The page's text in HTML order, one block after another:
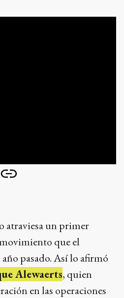
atraviesa un primer
que el
pasado. Así lo afirmó
Alewaerts, quien
en las operaciones